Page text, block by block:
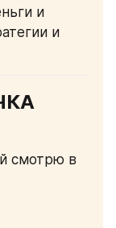
и
смотрю в